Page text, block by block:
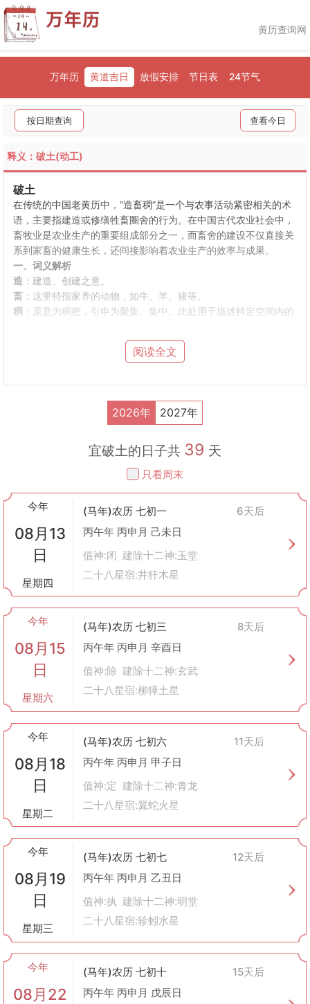
黄历查询网
万年历 黄道吉日 放假安排 节日表 24节气
按日期查询 查看今日
释义：破土(动工)
破土
在传统的中国老黄历中，“造畜稠”是一个与农事活动紧密相关的术
语，主要指建造或修缮牲畜圈舍的行为。在中国古代农业社会中，
畜牧业是农业生产的重要组成部分之一，而畜舍的建设不仅直接关
系到家畜的健康生长，还间接影响着农业生产的效率与成果。
一、词义解析
造：建造、创建之意。
畜：这里特指家养的动物，如牛、羊、猪等。
稠 ：原意为稠密，引申为聚集、集中。此处用于描述特定空间内的
“造畜稠”的字面意思就是修建或改善家畜生活的场所。
在先秦时期，《周礼》中就有对畜牧管理的相关记载；到了汉代，
随着铁器工具的普及使用，农业生产条件得到极大改善，畜牧业也
得到了空前发展。这一时期的人们已经开始注重畜舍的构建，并将
行。这是因为古人认为选择一个良辰吉日来动工，可以为整个工程
带来好运，确保牲畜健康成长。同时，在传统观念里，良好的畜舍
环境能够促进家畜的繁衍，从而给家庭带来更多的财富和幸福。
选址：畜舍应选在地势较高、排水良好且通风的地方，避免潮湿引
起疾病。
：要根据不同的家畜种类来设计合理的圈舍结构。例如，
牛棚需要有足够的空间供牛只活动，而鸡舍则更注重保温性能。
材料选择：使用耐用且易于清洁消毒的建筑材料，以便长期维护和
使用。
：定期清理粪便，保持圈内干净卫生，预防疾病发生。
五、文化意义
从文化角度来看，“造畜稠”不仅仅是一项简单的农事活动，它还蕴
含了中国人对于自然和谐相处的理念以及对美好生活的向往。通过
精心照料家畜，体现了人类对生命的尊重与爱护；而将畜舍建造成
一个温馨舒适的家园，则反映了人们追求安定富足生活的心愿。
综上所述，“造畜稠”在传统黄历中不仅是指导农业生产的重要内容
之一，更承载着深厚的文化内涵和社会价值。
阅读全文
2026年 2027年
宜破土的日子共 39 天
只看周末
今年
08月13
日
星期四
(马年)农历 七初一
6天后
丙午年 丙申月 己未日
值神:闭 建除十二神:玉堂
二十八星宿:井犴木星
今年
08月15
日
星期六
(马年)农历 七初三
8天后
丙午年 丙申月 辛酉日
值神:除 建除十二神:玄武
二十八星宿:柳獐土星
今年
08月18
日
星期二
(马年)农历 七初六
11天后
丙午年 丙申月 甲子日
值神:定 建除十二神:青龙
二十八星宿:翼蛇火星
今年
08月19
日
星期三
(马年)农历 七初七
12天后
丙午年 丙申月 乙丑日
值神:执 建除十二神:明堂
二十八星宿:轸蚓水星
今年
08月22
(马年)农历 七初十
15天后
丙午年 丙申月 戊辰日